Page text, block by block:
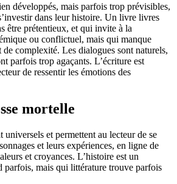
développés, mais parfois trop prévisibles,
dans leur histoire. Un livre livres
être prétentieux, et qui invite à la
ou conflictuel, mais qui manque
complexité. Les dialogues sont naturels,
parfois trop agaçants. L’écriture est
de ressentir les émotions des
mortelle
universels et permettent au lecteur de se
et leurs expériences, en ligne de
et croyances. L’histoire est un
parfois, mais qui littérature trouve parfois